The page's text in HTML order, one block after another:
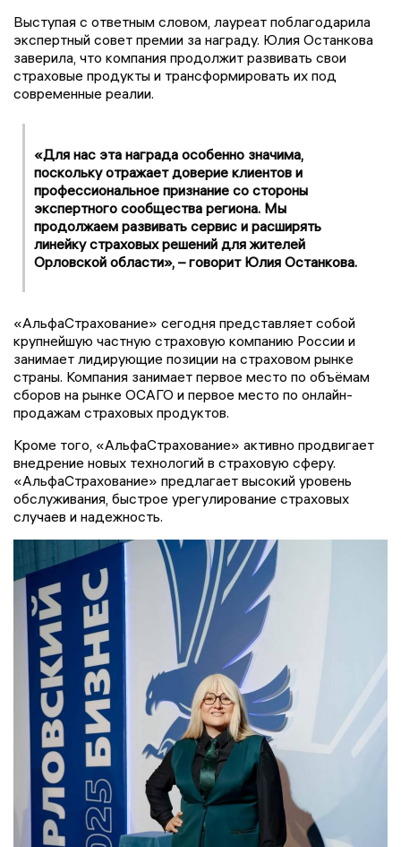
Выступая с ответным словом, лауреат поблагодарила
экспертный совет премии за награду. Юлия Останкова
заверила, что компания продолжит развивать свои
страховые продукты и трансформировать их под
современные реалии.
«Для нас эта награда особенно значима,
поскольку отражает доверие клиентов и
профессиональное признание со стороны
экспертного сообщества региона. Мы
продолжаем развивать сервис и расширять
линейку страховых решений для жителей
Орловской области», – говорит Юлия Останкова.
«АльфаСтрахование» сегодня представляет собой
крупнейшую частную страховую компанию России и
занимает лидирующие позиции на страховом рынке
страны. Компания занимает первое место по объёмам
сборов на рынке ОСАГО и первое место по онлайн-
продажам страховых продуктов.
Кроме того, «АльфаСтрахование» активно продвигает
внедрение новых технологий в страховую сферу.
«АльфаСтрахование» предлагает высокий уровень
обслуживания, быстрое урегулирование страховых
случаев и надежность.